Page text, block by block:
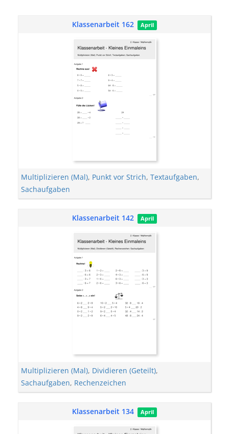
Klassenarbeit 162 April
Multiplizieren (Mal), Punkt vor Strich, Textaufgaben,
Sachaufgaben
Klassenarbeit 142 April
Multiplizieren (Mal), Dividieren (Geteilt),
Sachaufgaben, Rechenzeichen
Klassenarbeit 134 April